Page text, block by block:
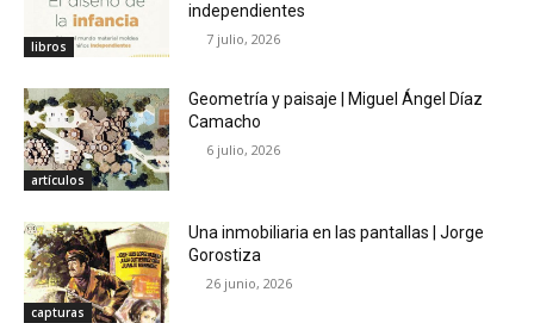
libros
independientes
7 julio, 2026
artículos
Geometría y paisaje | Miguel Ángel Díaz
Camacho
6 julio, 2026
capturas
Una inmobiliaria en las pantallas | Jorge
Gorostiza
26 junio, 2026